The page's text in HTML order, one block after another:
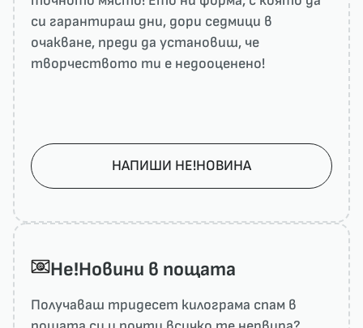
си гарантираш дни, дори седмици в
очакване, преди да установиш, че
творчеството ти е недооценено!
НАПИШИ НЕ!НОВИНА
He!Новини в пощата
Получаваш тридесет килограма спам в